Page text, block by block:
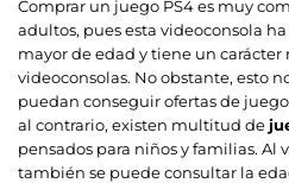
Comprar un juego PS4 es muy
adultos, pues esta videoconsola
mayor de edad y tiene un
videoconsolas. No obstante, esto
puedan conseguir ofertas de
al contrario, existen multitud de
pensados para niños y familias. Al
también se puede consultar la